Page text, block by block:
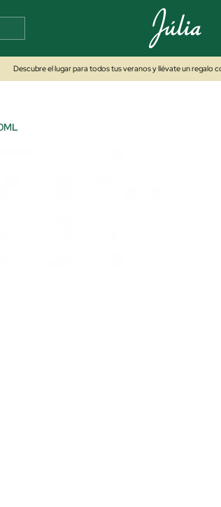
Descubre el lugar para todos tus veranos y llévate un regalo